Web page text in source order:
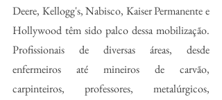
Deere, Kellogg's, Nabisco, Kaiser Permanente e
Hollywood têm sido palco dessa mobilização.
Profissionais de diversas áreas, desde
enfermeiros até mineiros de carvão,
carpinteiros, professores, metalúrgicos,